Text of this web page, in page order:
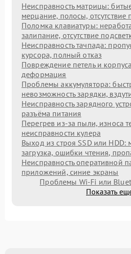
Неисправность матрицы:
мерцание, полосы, отсутствие
Поломка клавиатуры:
залипание, отсутствие
Неисправность тачпада:
курсора, полный отказ
Повреждение петель и
деформация
Проблемы аккумулятора:
невозможность зарядки,
Неисправность зарядного
разъёма питания
Перегрев из‑за пыли, износа
неисправности кулера
Выход из строя SSD или HDD:
загрузка, ошибки чтения,
Неисправность оперативной
приложений, синие экраны
Проблемы Wi‑Fi или
Показать